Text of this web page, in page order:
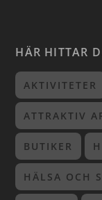
HÄR HITTAR
AKTIVITETER
ATTRAKTIV
BUTIKER
HÄLSA OCH